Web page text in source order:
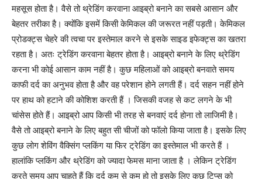
महसूस होता है। वैसे तो थ्रेडिंग करवाना आइब्रो बनाने का सबसे आसान और
बेहतर तरीका है। क्योंकि इसमें किसी केमिकल की जरूरत नहीं पड़ती। केमिकल
प्रोडक्ट्स चेहरे की त्वचा पर इस्तेमाल करने से इसके साइड इफेक्ट्स का खतरा
रहता है। अतः ट्रेडिंग करवाना बेहतर होता है। आइब्रो बनाने के लिए थ्रेडिंग
करना भी कोई आसान काम नहीं है। कुछ महिलाओं को आइब्रो बनवाते समय
काफी दर्द का अनुभव होता है और वह परेशान होने लगती हैं। दर्द सहन नहीं होने
पर हाथ को हटाने की कोशिश करती हैं । जिसकी वजह से कट लगने के भी
चांसेस होते हैं। आइब्रो आप किसी भी तरह से बनवाएं दर्द होना तो लाजिमी है।
वैसे तो आइब्रो बनाने के लिए बहुत सी चीजों को फॉलो किया जाता है। इसके लिए
कुछ लोग शेविंग वैक्सिंग प्लकिंग या फिर ट्रेडिंग का इस्तेमाल भी करते हैं ।
हालांकि प्लकिंग और थ्रेडिंग को ज्यादा फेमस माना जाता है । लेकिन ट्रेडिंग
करते समय आप चाहते हैं कि दर्द कम से कम हो तो इसके लिए कुछ टिप्स को